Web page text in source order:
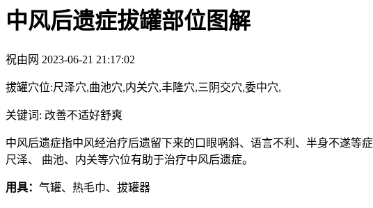
中风后遗症拔罐部位图解
祝由网 2023-06-21 21:17:02
拔罐穴位:尺泽穴,曲池穴,内关穴,丰隆穴,三阴交穴,委中穴,
关键词: 改善不适好舒爽
中风后遗症指中风经治疗后遗留下来的口眼㖞斜、语言不利、半身不遂等
尺泽、 曲池、内关等穴位有助于治疗中风后遗症。
用具： 气罐、热毛巾、拔罐器